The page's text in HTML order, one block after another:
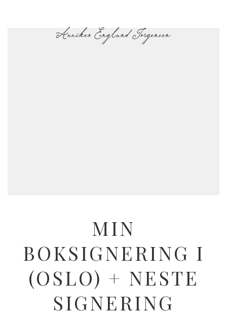
MIN
BOKSIGNERING I
(OSLO) + NESTE
SIGNERING